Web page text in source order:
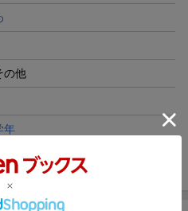
の他
年